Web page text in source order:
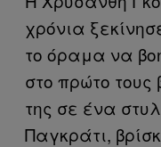
χρόνια
το όραμα να
στο πρώτο
της σε ένα
Παγκράτι,